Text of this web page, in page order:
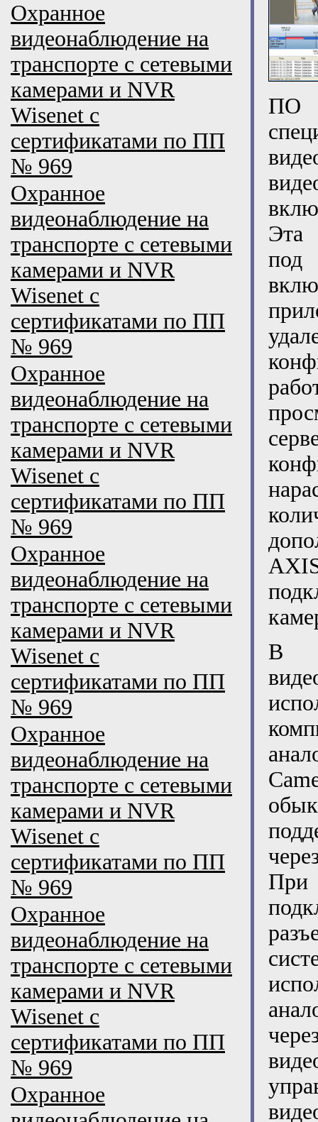
Охранное
видеонаблюдение на
транспорте с сетевыми
камерами и NVR
Wisenet с
сертификатами по ПП
№ 969
Охранное
видеонаблюдение на
транспорте с сетевыми
камерами и NVR
Wisenet с
сертификатами по ПП
№ 969
Охранное
видеонаблюдение на
транспорте с сетевыми
камерами и NVR
Wisenet с
сертификатами по ПП
№ 969
Охранное
видеонаблюдение на
транспорте с сетевыми
камерами и NVR
Wisenet с
сертификатами по ПП
№ 969
Охранное
видеонаблюдение на
транспорте с сетевыми
камерами и NVR
Wisenet с
сертификатами по ПП
№ 969
Охранное
видеонаблюдение на
транспорте с сетевыми
камерами и NVR
Wisenet с
сертификатами по ПП
№ 969
Охранное
ПО
под
В
При